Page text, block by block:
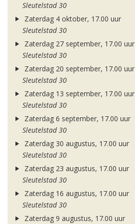
Sleutelstad 30
Zaterdag 4 oktober, 17.00 uur
Sleutelstad 30
Zaterdag 27 september, 17.00 uur
Sleutelstad 30
Zaterdag 20 september, 17.00 uur
Sleutelstad 30
Zaterdag 13 september, 17.00 uur
Sleutelstad 30
Zaterdag 6 september, 17.00 uur
Sleutelstad 30
Zaterdag 30 augustus, 17.00 uur
Sleutelstad 30
Zaterdag 23 augustus, 17.00 uur
Sleutelstad 30
Zaterdag 16 augustus, 17.00 uur
Sleutelstad 30
Zaterdag 9 augustus, 17.00 uur